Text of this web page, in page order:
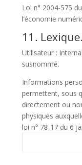
Loi n° 2004-575
l’économie
11. Lexique.
Utilisateur :
susnommé.
Informations
permettent, sous
directement ou
physiques
loi n° 78-17 du 6